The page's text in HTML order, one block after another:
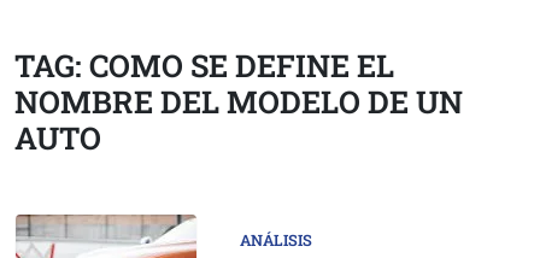
TAG: COMO SE DEFINE EL
NOMBRE DEL MODELO DE UN
AUTO
ANÁLISIS